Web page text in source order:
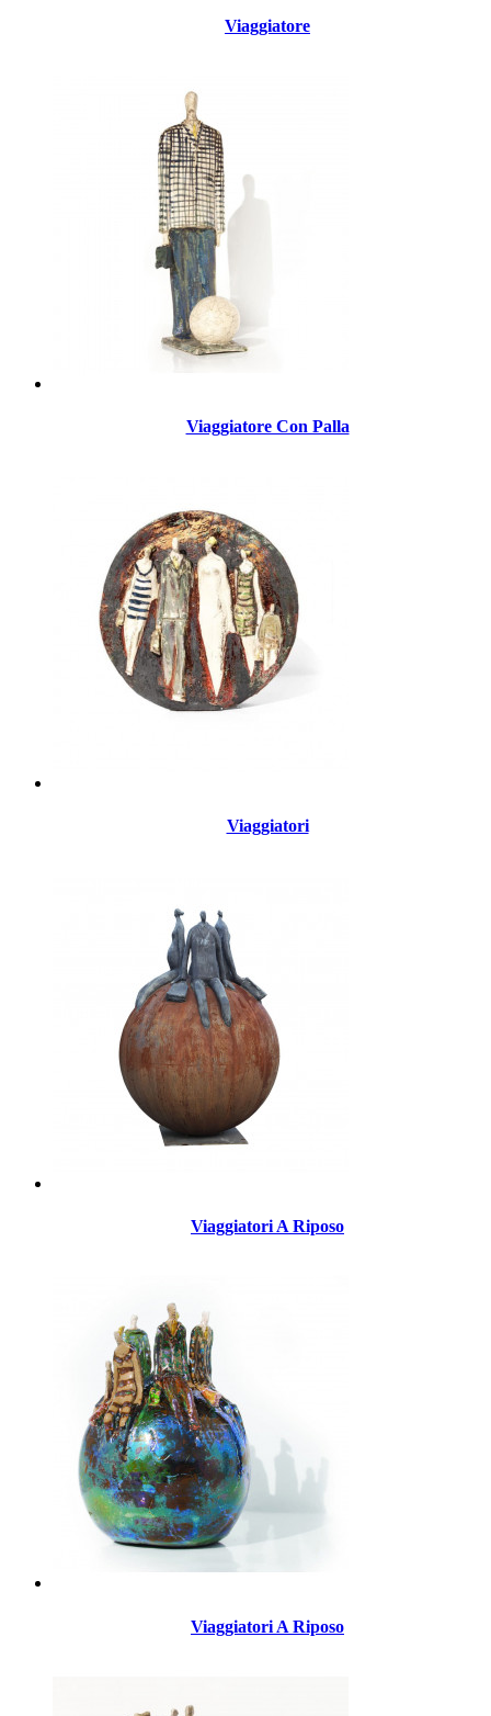
Viaggiatore
Viaggiatore Con Palla
Viaggiatori
Viaggiatori A Riposo
Viaggiatori A Riposo